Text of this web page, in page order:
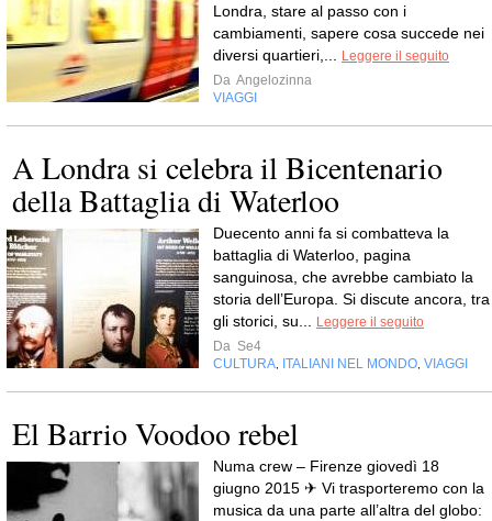
Londra, stare al passo con i
cambiamenti, sapere cosa succede nei
diversi quartieri,...
Leggere il seguito
Da Angelozinna
VIAGGI
A Londra si celebra il Bicentenario
della Battaglia di Waterloo
Duecento anni fa si combatteva la
battaglia di Waterloo, pagina
sanguinosa, che avrebbe cambiato la
storia dell’Europa. Si discute ancora, tra
gli storici, su...
Leggere il seguito
Da Se4
CULTURA
ITALIANI NEL MONDO VIAGGI
El Barrio Voodoo rebel
Numa crew – Firenze giovedì 18
giugno 2015 ✈ Vi trasporteremo con la
musica da una parte all’altra del globo: